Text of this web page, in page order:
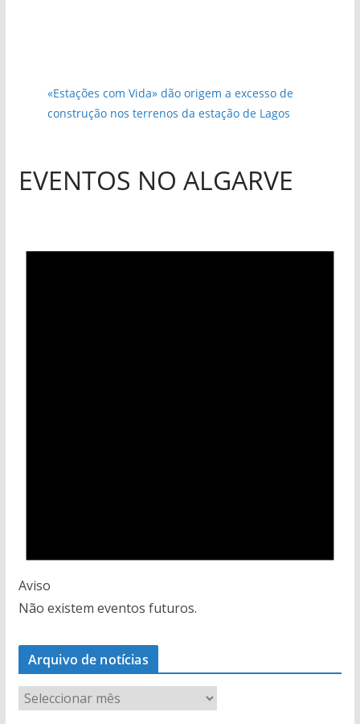
«Estações com Vida» dão origem a excesso de
construção nos terrenos da estação de Lagos
EVENTOS NO ALGARVE
Aviso
Não existem eventos futuros.
Arquivo de notícias